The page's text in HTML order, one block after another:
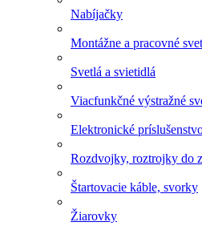
Nabíjačky
Montážne a pracovné
Svetlá a svietidlá
Viacfunkčné výstražné
Elektronické
Rozdvojky, roztrojky do
Štartovacie káble, svorky
Žiarovky